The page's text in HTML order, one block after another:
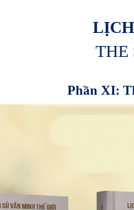
THE
Phần XI: